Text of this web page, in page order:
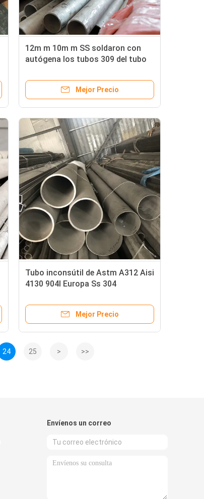
12m m 10m m SS soldaron con
autógena los tubos 309 del tubo
inoxidable 20m m 22M M 25m m
Mejor Precio
Tubo inconsútil de Astm A312 Aisi
4130 904l Europa Ss 304
Mejor Precio
24 25 > >>
Envíenos un correo